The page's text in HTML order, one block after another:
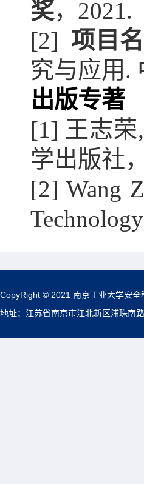
奖，2021.
[2] 项目
究与应用 .
出版专著
[1] 王志荣,
学出版社
[2] Wang
CopyRight © 2021 南京工业大学安全
地址：江苏省南京市江北新区浦珠南